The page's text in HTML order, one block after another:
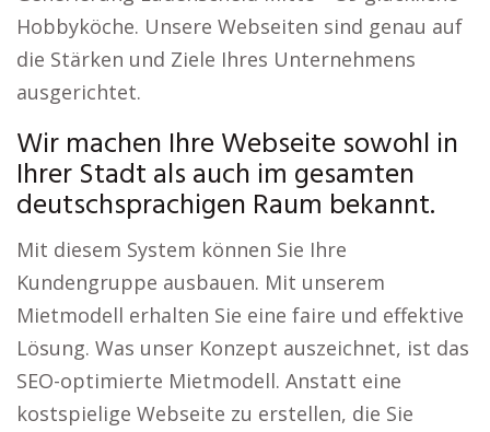
Hobbyköche. Unsere Webseiten sind genau auf
die Stärken und Ziele Ihres Unternehmens
ausgerichtet.
Wir machen Ihre Webseite sowohl in
Ihrer Stadt als auch im gesamten
deutschsprachigen Raum bekannt.
Mit diesem System können Sie Ihre
Kundengruppe ausbauen. Mit unserem
Mietmodell erhalten Sie eine faire und effektive
Lösung. Was unser Konzept auszeichnet, ist das
SEO-optimierte Mietmodell. Anstatt eine
kostspielige Webseite zu erstellen, die Sie